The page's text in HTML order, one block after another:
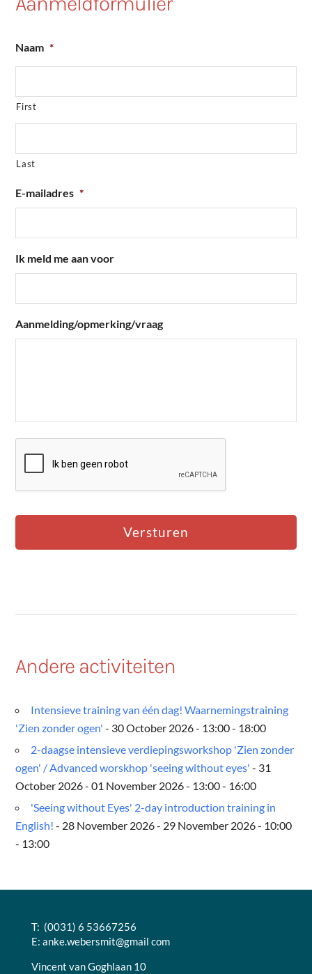
Naam *
First
Last
E-mailadres *
Ik meld me aan voor
Aanmelding/opmerking/vraag
Andere activiteiten
Intensieve training van één dag! Waarnemingstraining
'Zien zonder ogen' - 30 October 2026 - 13:00 - 18:00
2-daagse intensieve verdiepingsworkshop 'Zien zonder
ogen' / Advanced worskhop 'seeing without eyes' - 31
October 2026 - 01 November 2026 - 13:00 - 16:00
'Seeing without Eyes' 2-day introduction training in
English! - 28 November 2026 - 29 November 2026 - 10:00
- 13:00
T: (0031) 6 53667256
E: anke.webersmit@gmail com
Vincent van Goghlaan 10